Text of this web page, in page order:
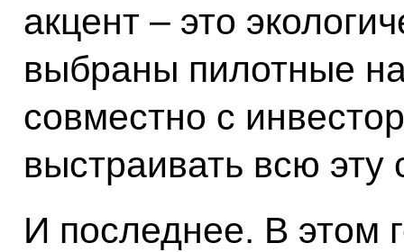
акцент – это
выбраны пилотные
совместно с
выстраивать всю эту
И последнее. В этом